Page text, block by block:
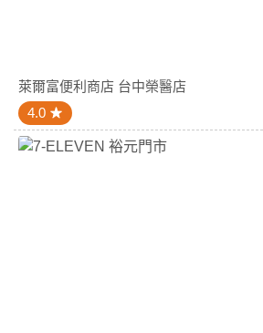
萊爾富便利商店 台中榮醫店
4.0